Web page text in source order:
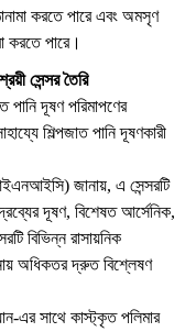
করতে পারে এবং অমসৃণ
করতে পারে।
সেন্সর তৈরি
দূষণ পরিমাপণের
শিল্পজাত পানি দূষণকারী
জানায়, এ সেন্সরটি
দূষণ, বিশেষত আর্সেনিক,
বিভিন্ন রাসায়নিক
অধিকতর দ্রুত বিশ্লেষণ
এর সাথে কাস্ট্কৃত পলিমার